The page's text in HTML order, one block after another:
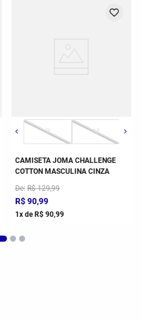
G P M
CAMISETA JOMA CHALLENGE
COTTON MASCULINA CINZA
De R$ 129,99
R$90,99
1 x de R$ 90,99